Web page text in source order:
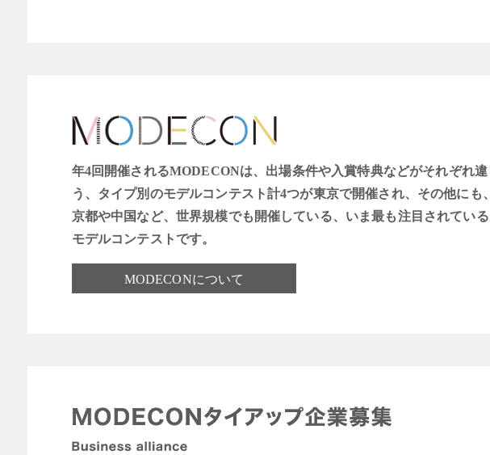
年4回開催されるMODECONは、出場条件や入賞特典などがそれぞれ違
う、タイプ別のモデルコンテスト計4つが東京で開催され、その他にも、
京都や中国など、世界規模でも開催している、いま最も注目されている
モデルコンテストです。
MODECONについて